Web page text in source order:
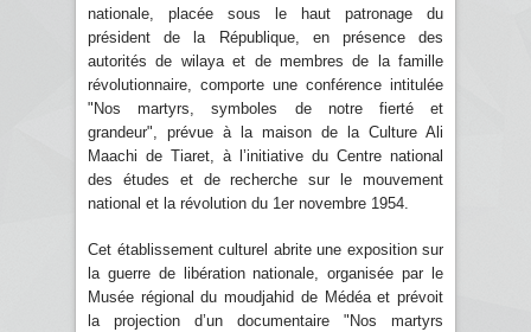
nationale, placée sous le haut patronage du
président de la République, en présence des
autorités de wilaya et de membres de la famille
révolutionnaire, comporte une conférence intitulée
"Nos martyrs, symboles de notre fierté et
grandeur", prévue à la maison de la Culture Ali
Maachi de Tiaret, à l’initiative du Centre national
des études et de recherche sur le mouvement
national et la révolution du 1er novembre 1954.
Cet établissement culturel abrite une exposition sur
la guerre de libération nationale, organisée par le
Musée régional du moudjahid de Médéa et prévoit
la projection d’un documentaire "Nos martyrs